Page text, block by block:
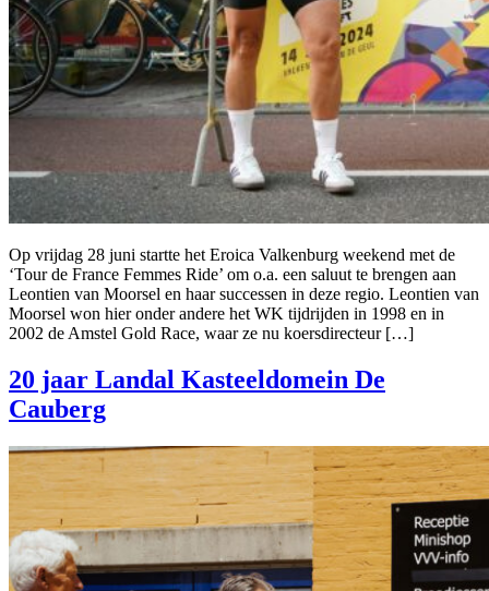
Op vrijdag 28 juni startte het Eroica Valkenburg weekend met de
‘Tour de France Femmes Ride’ om o.a. een saluut te brengen aan
Leontien van Moorsel en haar successen in deze regio. Leontien van
Moorsel won hier onder andere het WK tijdrijden in 1998 en in
2002 de Amstel Gold Race, waar ze nu koersdirecteur […]
20 jaar Landal Kasteeldomein De
Cauberg